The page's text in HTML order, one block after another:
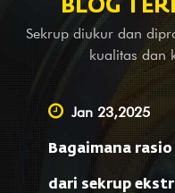
merupakan salah satu
pengelasan paduan
peralatan
luar negeri, kami juga
melakukan layanan
layanan desain untuk
negeri. Tidak peduli
BLOG
Sekrup diukur dan
kualitas dan
Jan 23,2025
Bagaimana
dari sekrup